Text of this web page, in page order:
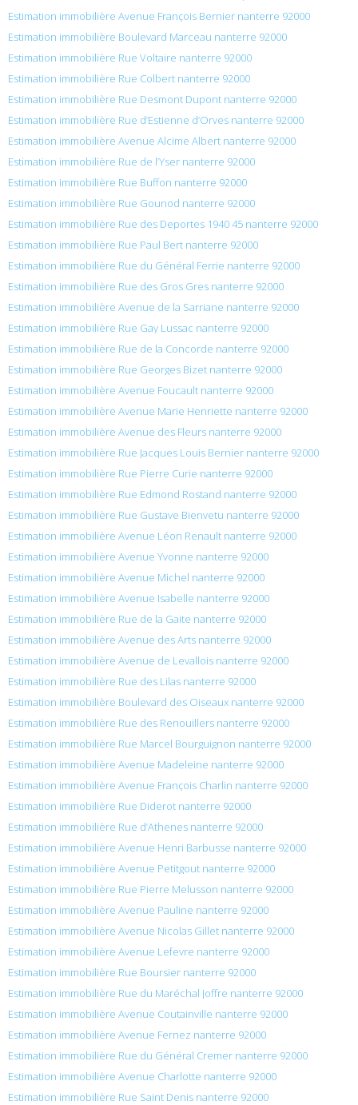
Estimation immobilière Avenue François Bernier nanterre 92000
Estimation immobilière Boulevard Marceau nanterre 92000
Estimation immobilière Rue Voltaire nanterre 92000
Estimation immobilière Rue Colbert nanterre 92000
Estimation immobilière Rue Desmont Dupont nanterre 92000
Estimation immobilière Rue d’Estienne d’Orves nanterre 92000
Estimation immobilière Avenue Alcime Albert nanterre 92000
Estimation immobilière Rue de l’Yser nanterre 92000
Estimation immobilière Rue Buffon nanterre 92000
Estimation immobilière Rue Gounod nanterre 92000
Estimation immobilière Rue des Deportes 1940 45 nanterre 92000
Estimation immobilière Rue Paul Bert nanterre 92000
Estimation immobilière Rue du Général Ferrie nanterre 92000
Estimation immobilière Rue des Gros Gres nanterre 92000
Estimation immobilière Avenue de la Sarriane nanterre 92000
Estimation immobilière Rue Gay Lussac nanterre 92000
Estimation immobilière Rue de la Concorde nanterre 92000
Estimation immobilière Rue Georges Bizet nanterre 92000
Estimation immobilière Avenue Foucault nanterre 92000
Estimation immobilière Avenue Marie Henriette nanterre 92000
Estimation immobilière Avenue des Fleurs nanterre 92000
Estimation immobilière Rue Jacques Louis Bernier nanterre 92000
Estimation immobilière Rue Pierre Curie nanterre 92000
Estimation immobilière Rue Edmond Rostand nanterre 92000
Estimation immobilière Rue Gustave Bienvetu nanterre 92000
Estimation immobilière Avenue Léon Renault nanterre 92000
Estimation immobilière Avenue Yvonne nanterre 92000
Estimation immobilière Avenue Michel nanterre 92000
Estimation immobilière Avenue Isabelle nanterre 92000
Estimation immobilière Rue de la Gaite nanterre 92000
Estimation immobilière Avenue des Arts nanterre 92000
Estimation immobilière Avenue de Levallois nanterre 92000
Estimation immobilière Rue des Lilas nanterre 92000
Estimation immobilière Boulevard des Oiseaux nanterre 92000
Estimation immobilière Rue des Renouillers nanterre 92000
Estimation immobilière Rue Marcel Bourguignon nanterre 92000
Estimation immobilière Avenue Madeleine nanterre 92000
Estimation immobilière Avenue François Charlin nanterre 92000
Estimation immobilière Rue Diderot nanterre 92000
Estimation immobilière Rue d’Athenes nanterre 92000
Estimation immobilière Avenue Henri Barbusse nanterre 92000
Estimation immobilière Avenue Petitgout nanterre 92000
Estimation immobilière Rue Pierre Melusson nanterre 92000
Estimation immobilière Avenue Pauline nanterre 92000
Estimation immobilière Avenue Nicolas Gillet nanterre 92000
Estimation immobilière Avenue Lefevre nanterre 92000
Estimation immobilière Rue Boursier nanterre 92000
Estimation immobilière Rue du Maréchal Joffre nanterre 92000
Estimation immobilière Avenue Coutainville nanterre 92000
Estimation immobilière Avenue Fernez nanterre 92000
Estimation immobilière Rue du Général Cremer nanterre 92000
Estimation immobilière Avenue Charlotte nanterre 92000
Estimation immobilière Rue Saint Denis nanterre 92000